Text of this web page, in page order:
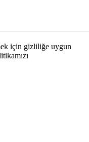
için gizliliğe uygun